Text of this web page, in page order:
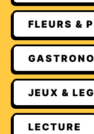
FLEURS &
JEUX &
LECTURE